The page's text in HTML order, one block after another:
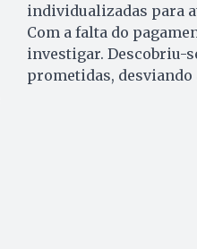
individualizadas para
Com a falta do
investigar. Descobriu-
prometidas,